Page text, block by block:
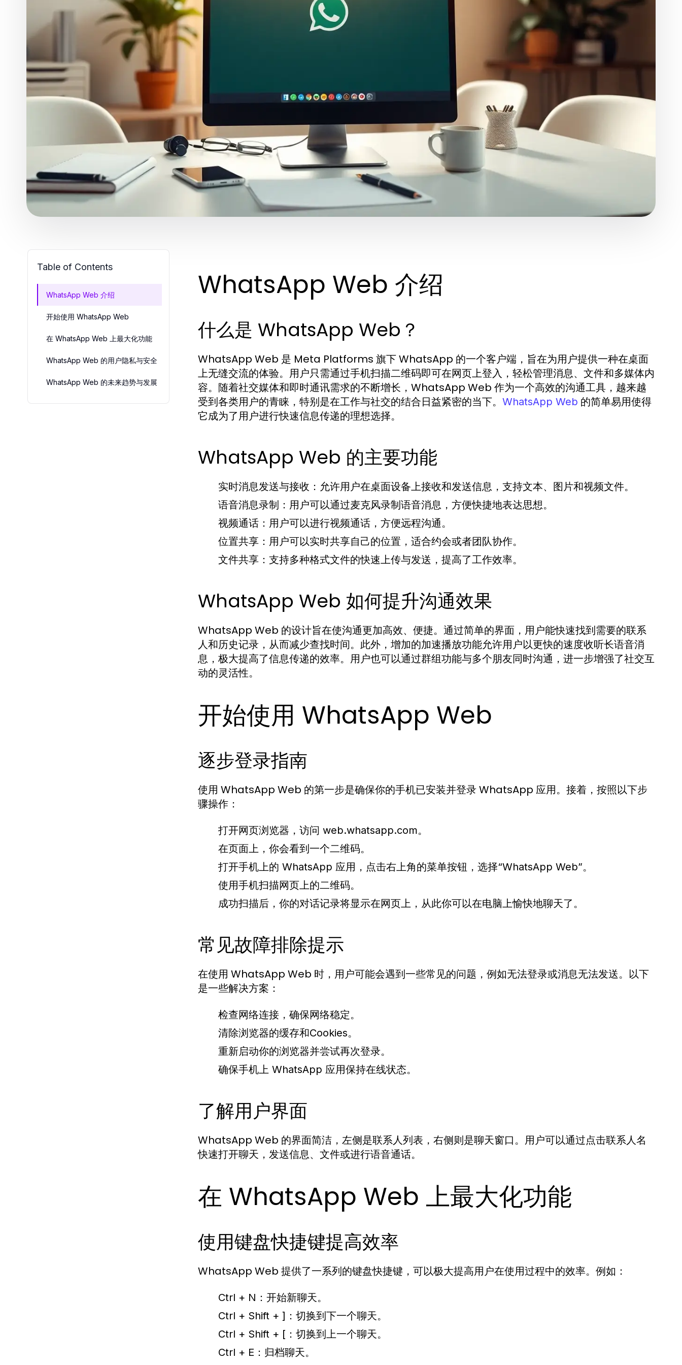
Table of Contents
WhatsApp Web 介绍
开始使用 WhatsApp Web
在 WhatsApp Web 上最大化功能
WhatsApp Web 的用户隐私与安全
WhatsApp Web 的未来趋势与发展
WhatsApp Web 介绍
什么是 WhatsApp Web？
WhatsApp Web 是 Meta Platforms 旗下 WhatsApp 的一个客户端，旨在为用户提供一种在桌面
上无缝交流的体验。用户只需通过手机扫描二维码即可在网页上登入，轻松管理消息、文件和多媒体内
容。随着社交媒体和即时通讯需求的不断增长，WhatsApp Web 作为一个高效的沟通工具，越来越
受到各类用户的青睐，特别是在工作与社交的结合日益紧密的当下。 WhatsApp Web 的简单易用使得
它成为了用户进行快速信息传递的理想选择。
WhatsApp Web 的主要功能
实时消息发送与接收： 允许用户在桌面设备上接收和发送信息，支持文本、图片和视频文件。
语音消息录制： 用户可以通过麦克风录制语音消息，方便快捷地表达思想。
视频通话： 用户可以进行视频通话，方便远程沟通。
位置共享： 用户可以实时共享自己的位置，适合约会或者团队协作。
文件共享： 支持多种格式文件的快速上传与发送，提高了工作效率。
WhatsApp Web 如何提升沟通效果
WhatsApp Web 的设计旨在使沟通更加高效、便捷。通过简单的界面，用户能快速找到需要的联系
人和历史记录，从而减少查找时间。此外，增加的加速播放功能允许用户以更快的速度收听长语音消
息，极大提高了信息传递的效率。用户也可以通过群组功能与多个朋友同时沟通，进一步增强了社交互
动的灵活性。
开始使用 WhatsApp Web
逐步登录指南
使用 WhatsApp Web 的第一步是确保你的手机已安装并登录 WhatsApp 应用。接着，按照以下步
骤操作：
打开网页浏览器，访问 web.whatsapp.com。
在页面上，你会看到一个二维码。
打开手机上的 WhatsApp 应用，点击右上角的菜单按钮，选择“WhatsApp Web”。
使用手机扫描网页上的二维码。
成功扫描后，你的对话记录将显示在网页上，从此你可以在电脑上愉快地聊天了。
常见故障排除提示
在使用 WhatsApp Web 时，用户可能会遇到一些常见的问题，例如无法登录或消息无法发送。以下
是一些解决方案：
检查网络连接，确保网络稳定。
清除浏览器的缓存和Cookies。
重新启动你的浏览器并尝试再次登录。
确保手机上 WhatsApp 应用保持在线状态。
了解用户界面
WhatsApp Web 的界面简洁，左侧是联系人列表，右侧则是聊天窗口。用户可以通过点击联系人名
快速打开聊天，发送信息、文件或进行语音通话。
在 WhatsApp Web 上最大化功能
使用键盘快捷键提高效率
WhatsApp Web 提供了一系列的键盘快捷键，可以极大提高用户在使用过程中的效率。例如：
Ctrl + N： 开始新聊天。
Ctrl + Shift + ]： 切换到下一个聊天。
Ctrl + Shift + [： 切换到上一个聊天。
Ctrl + E： 归档聊天。